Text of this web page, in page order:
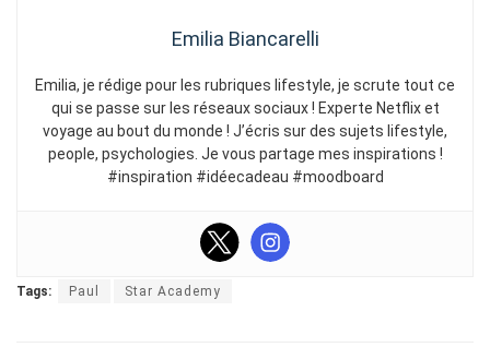
Emilia Biancarelli
Emilia, je rédige pour les rubriques lifestyle, je scrute tout ce
qui se passe sur les réseaux sociaux ! Experte Netflix et
voyage au bout du monde ! J’écris sur des sujets lifestyle,
people, psychologies. Je vous partage mes inspirations !
#inspiration #idéecadeau #moodboard
Tags: Paul Star Academy